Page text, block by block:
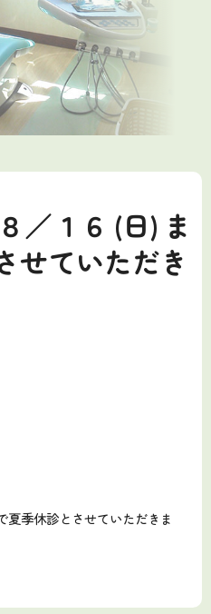
／１６ (日) ま
せていただき
夏季休診とさせていただきま